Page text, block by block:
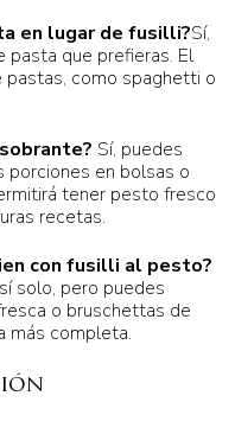
en lugar de fusilli?Sí,
pasta que prefieras. El
pastas, como spaghetti o
Sí, puedes
porciones en bolsas o
tener pesto fresco
recetas.
con fusilli al pesto?
solo, pero puedes
o bruschettas de
más completa.